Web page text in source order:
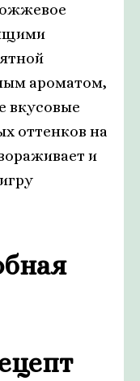
ароматом,
вкусовые
оттенков на
и